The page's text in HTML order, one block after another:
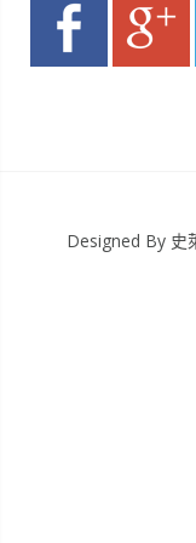
Designed By 史